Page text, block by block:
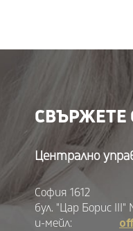
СВЪРЖЕТЕ
Централно
София 1612
бул. "Цар Борис III"
и-мейл: